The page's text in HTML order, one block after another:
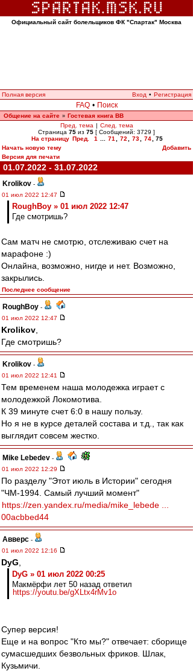
Официальный сайт болельщиков ФК "Спартак" Москва
Полная версия Вход • Регистрация
FAQ • Поиск
Общение на сайте » Гостевая книга ВВ
Пред. тема | След. тема
Страница 75 из 75 [ Сообщений: 3729 ]
На страницу Пред. 1 71 72 73 74
75
Начать новую тему
Добавить
Версия для печати
01.07.2022 - 31.07.2022
Krolikov -
01 июл 2022 12:47
RoughBoy » 01 июл 2022 12:47
Где смотришь?
Сам матч не смотрю, отслеживаю счет на
марафоне :)
Онлайна, возможно, нигде и нет. Возможно,
закрылись.
Последнее сообщение
RoughBoy -
01 июл 2022 12:47
Krolikov
Где смотришь?
Krolikov -
01 июл 2022 12:41
Тем временем наша молодежка играет с
молодежкой Локомотива.
К 39 минуте счет 6:0 в нашу пользу.
Но я не в курсе деталей состава и т.д., так как
выглядит совсем жестко.
Mike Lebedev -
01 июл 2022 12:29
По разделу "Этот июль в Истории" сегодня
"ЧМ-1994. Самый лучший момент"
https://zen.yandex.ru/media/mike_lebede ...
00acbbed44
Авверс -
01 июл 2022 12:16
DyG
DyG » 01 июл 2022 00:25
Макмёрфи лет 50 назад ответил
https://youtu.be/gXLtx4rMv1o
Супер версия!
Еще и на вопрос "Кто мы?" отвечает: сборище
сумасшедших безвольных фриков. Шлак,
Кузьмичи.